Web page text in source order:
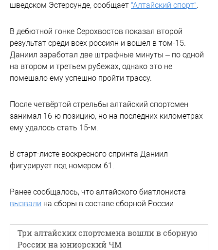
шведском Эстерсунде, сообщает "Алтайский спорт".
В дебютной гонке Серохвостов показал второй
результат среди всех россиян и вошел в том-15.
Даниил заработал две штрафные минуты – по одной
на втором и третьем рубежах, однако это не
помешало ему успешно пройти трассу.
После четвёртой стрельбы алтайский спортсмен
занимал 16-ю позицию, но на последних километрах
ему удалось стать 15-м.
В старт-листе воскресного спринта Даниил
фигурирует под номером 61.
Ранее сообщалось, что алтайского биатлониста
вызвали на сборы в составе сборной России.
Три алтайских спортсмена вошли в сборную
России на юниорский ЧМ